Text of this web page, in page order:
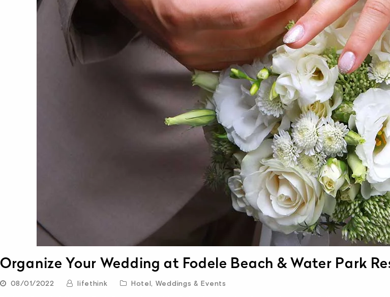
Organize Your Wedding at Fodele Beach & Water Park
08/01/2022 lifethink Hotel, Weddings & Events